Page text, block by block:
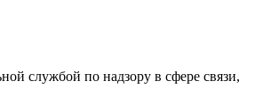
службой по надзору в сфере связи,